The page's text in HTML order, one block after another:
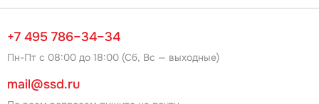
+7 495 786–34–34
Пн-Пт с 08:00 до 18:00 (Сб, Вс — выходные)
mail@ssd.ru